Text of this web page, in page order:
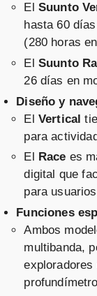
El Suunto
hasta 60
(280 horas
El Suunto
26 días en
Diseño y
El Vertical
para
El
Race es
digital que
para
Funciones
Ambos
multibanda,